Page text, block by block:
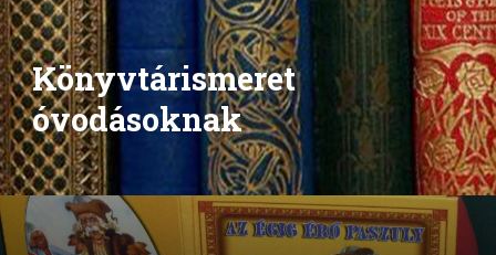
Könyvtárismeret
óvodásoknak